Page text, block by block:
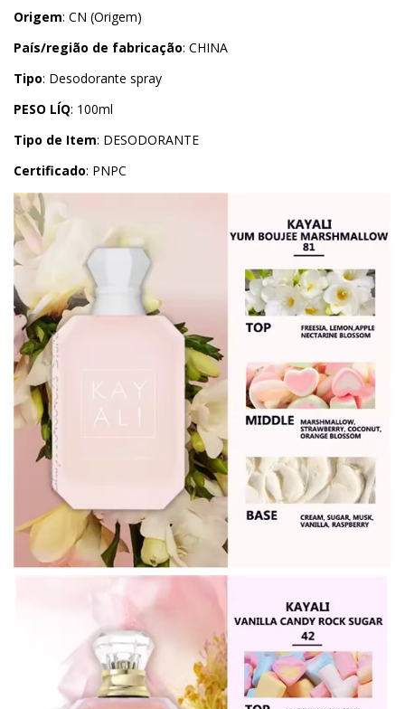
Origem: CN (Origem)
País/região de fabricação: CHINA
Tipo: Desodorante spray
PESO LÍQ: 100ml
Tipo de Item: DESODORANTE
Certificado: PNPC